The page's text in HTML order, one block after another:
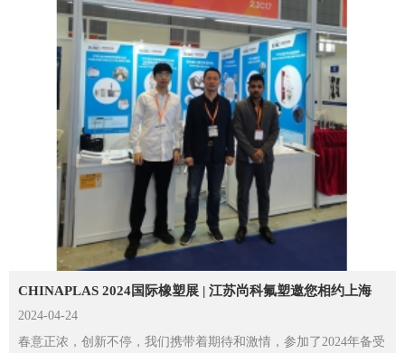
CHINAPLAS 2024国际橡塑展 | 江苏尚科氟塑邀您相约上海
2024-04-24
春意正浓，创新不停，我们携带着期待和激情，参加了2024年备受